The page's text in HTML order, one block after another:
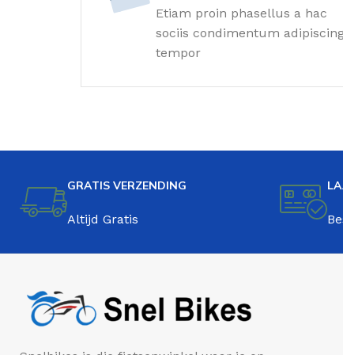
Etiam proin phasellus a hac
sociis condimentum
tempor
GRATIS VERZENDING
Altijd Gratis